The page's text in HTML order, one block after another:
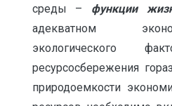
среды – функции
адекватном
экологического
ресурсосбережения
природоемкости